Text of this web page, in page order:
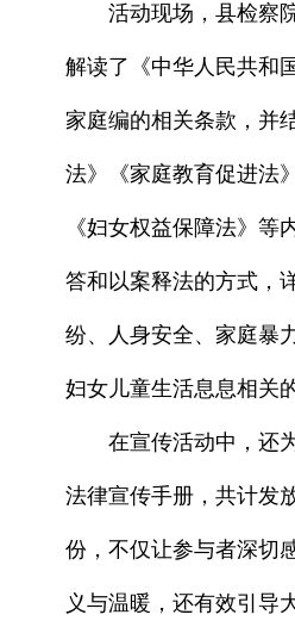
活动现场，县检察
解读了《中华人民共和
家庭编的相关条款，并
法》《家庭教育促进法
《妇女权益保障法》等
答和以案释法的方式，
纷、人身安全、家庭暴
妇女儿童生活息息相关
在宣传活动中，还
法律宣传手册，共计发
份，不仅让参与者深切
义与温暖，还有效引导